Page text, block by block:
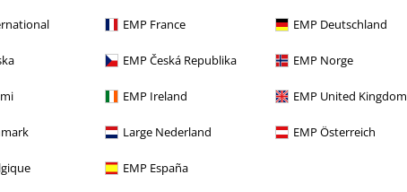
EMP France EMP Deutschland
EMP Česká Republika EMP Norge
EMP Ireland EMP United Kingdom
Large Nederland EMP Österreich
EMP España
hod.
Nabídky pro vás
Soutěž